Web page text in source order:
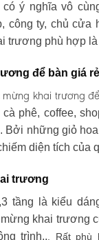
ý nghĩa vô
công ty, chủ cửa
trương phù hợp là
để bàn giá rẻ
mừng khai trương
phê, coffee,
Bởi những giỏ
diện tích của
trương
tầng là kiểu
khai trương
trình.. . Rất